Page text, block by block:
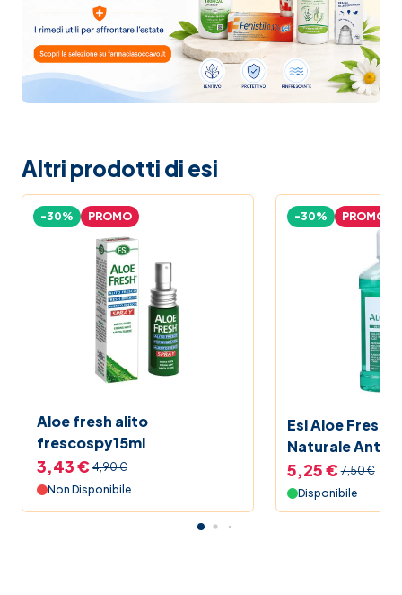
Altri prodotti di esi
Aloe fresh alito
frescospy15ml
-30% PROMO
3,43 € 4,90 €
Non Disponibile
Esi Aloe Fresh
Naturale
all'Aloe Vera
-30% PROMO
5,25 € 7,50 €
Disponibile